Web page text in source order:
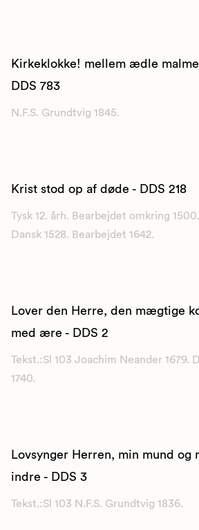
Kirkeklokke! mellem ædle
DDS 783
N.F.S. Grundtvig 1845.
Krist stod op af døde - DDS 218
Tysk 12. årh. Bearbejdet omkring 1500.
Dansk 1528. Bearbejdet 1642.
Lover den Herre, den mægtige
med ære - DDS 2
Tekst.:Sl 103 Joachim Neander 1679.
1740.
Lovsynger Herren, min mund og
indre - DDS 3
Tekst.:Sl 103 N.F.S. Grundtvig 1836.